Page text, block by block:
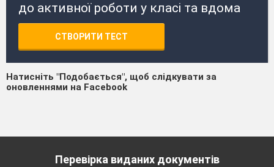
до активної роботи у класі та вдома
СТВОРИТИ ТЕСТ
Натисніть "Подобається", щоб слідкувати за
оновленнями на Facebook
Перевірка виданих документів